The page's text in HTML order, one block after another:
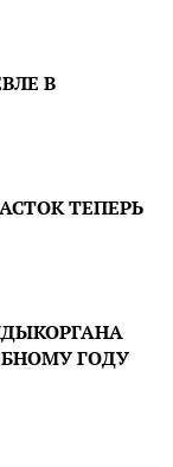
В
ТЕПЕРЬ
ГОДУ